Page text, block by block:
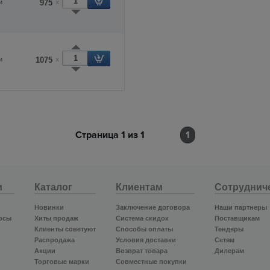
975 x
1075 x
Страница 1 из 1 1
Каталог
Новинки
Хиты продаж
Клиенты советуют
Распродажа
Акции
Торговые марки
Клиентам
Заключение договора
Система скидок
Способы оплаты
Условия доставки
Возврат товара
Совместные покупки
Наши партнеры
Поставщикам
Тендеры
Сетям
Дилерам